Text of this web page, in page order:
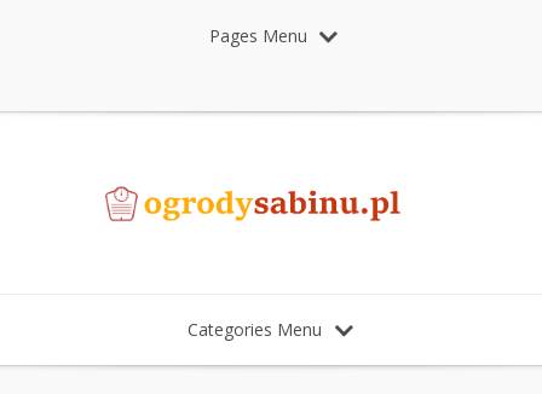
Pages Menu
Categories Menu